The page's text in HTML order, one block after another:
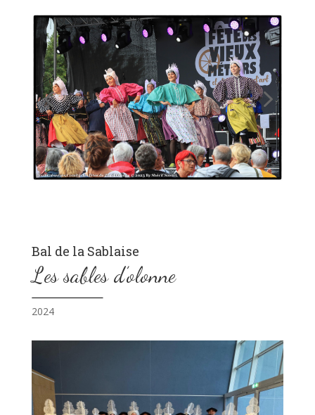
Bal de la Sablaise
Les sables d’olonne
2024